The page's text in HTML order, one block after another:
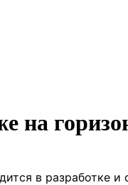
на
в разработке и